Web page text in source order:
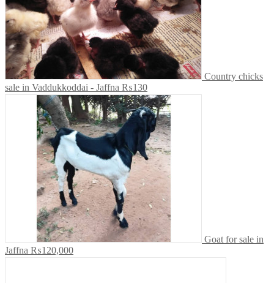
Country chicks
sale in Vaddukkoddai - Jaffna ₨130
Goat for sale in
Jaffna ₨120,000